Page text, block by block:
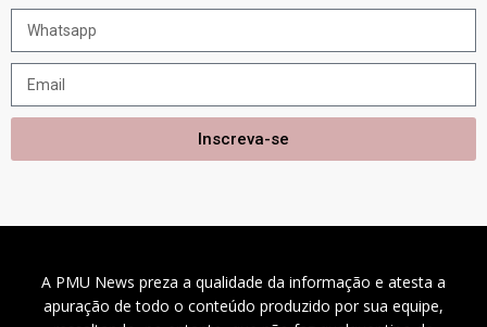
Inscreva-se
A PMU News preza a qualidade da informação e atesta a
apuração de todo o conteúdo produzido por sua equipe,